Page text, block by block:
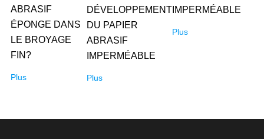
ABRASIF
ÉPONGE DANS
LE BROYAGE
FIN?
Plus
DÉVELOPPEMENT
DU PAPIER
ABRASIF
IMPERMÉABLE
Plus
IMPERMÉABLE
Plus